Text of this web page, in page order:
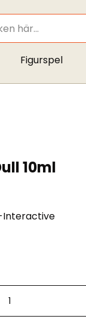
Figurspel
10ml
Interactive